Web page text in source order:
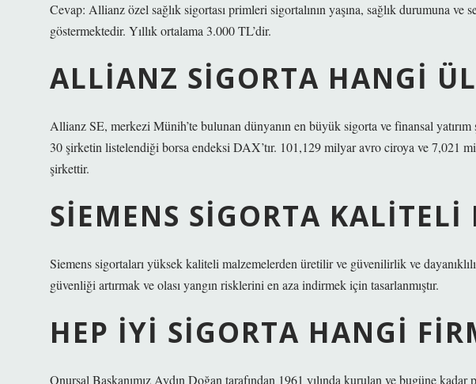
Cevap: Allianz özel sağlık sigortası primleri sigortalının yaşına, sağlık durumuna
göstermektedir. Yıllık ortalama 3.000 TL’dir.
ALLIANZ SIGORTA HANGI
Allianz SE, merkezi Münih’te bulunan dünyanın en büyük sigorta ve finansal
30 şirketin listelendiği borsa endeksi DAX’tır. 101,129 milyar avro ciroya ve 7,021
şirkettir.
SIEMENS SIGORTA KALITELI
Siemens sigortaları yüksek kaliteli malzemelerden üretilir ve güvenilirlik ve
güvenliği artırmak ve olası yangın risklerini en aza indirmek için tasarlanmıştır.
HEP IYI SIGORTA HANGI
Onursal Başkanımız Aydın Doğan tarafından 1961 yılında kurulan ve bugüne